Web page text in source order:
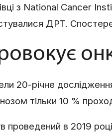
з National Cancer
ДРТ.
20-річне
тільки 10 %
проведений в 2019